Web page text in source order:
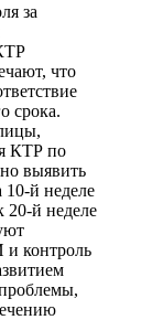
за
что
срока.
КТР по
выявить
й неделе
20-й неделе
и контроль